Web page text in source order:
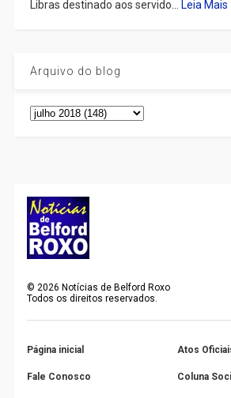
Libras destinado aos servido...
Leia Mais
Arquivo do blog
©2026 Notícias de Belford Roxo
Todos os direitos reservados.
Página inicial Atos
Fale Conosco Coluna